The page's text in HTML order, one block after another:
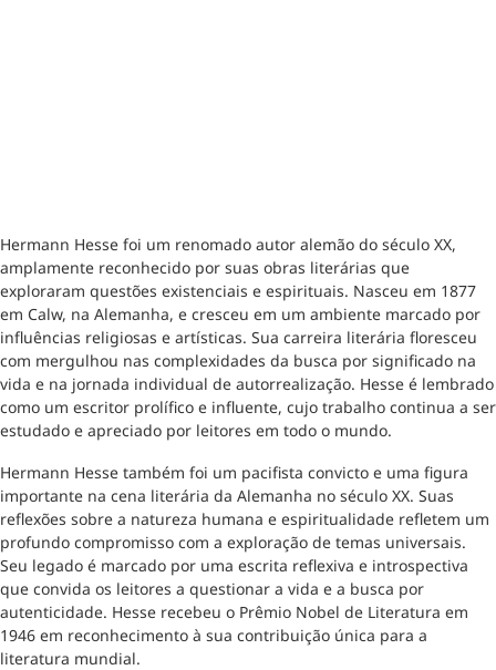
Hermann Hesse foi um renomado autor alemão do século XX,
amplamente reconhecido por suas obras literárias que
exploraram questões existenciais e espirituais. Nasceu em 1877
em Calw, na Alemanha, e cresceu em um ambiente marcado por
influências religiosas e artísticas. Sua carreira literária floresceu
com mergulhou nas complexidades da busca por significado na
vida e na jornada individual de autorrealização. Hesse é lembrado
como um escritor prolífico e influente, cujo trabalho continua a ser
estudado e apreciado por leitores em todo o mundo.
Hermann Hesse também foi um pacifista convicto e uma figura
importante na cena literária da Alemanha no século XX. Suas
reflexões sobre a natureza humana e espiritualidade refletem um
profundo compromisso com a exploração de temas universais.
Seu legado é marcado por uma escrita reflexiva e introspectiva
que convida os leitores a questionar a vida e a busca por
autenticidade. Hesse recebeu o Prêmio Nobel de Literatura em
1946 em reconhecimento à sua contribuição única para a
literatura mundial.